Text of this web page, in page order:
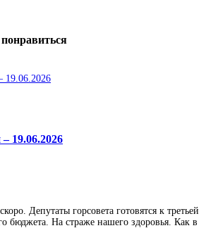
19.06.2026
Депутаты горсовета готовятся к третьей
бюджета. На страже нашего здоровья. Как в